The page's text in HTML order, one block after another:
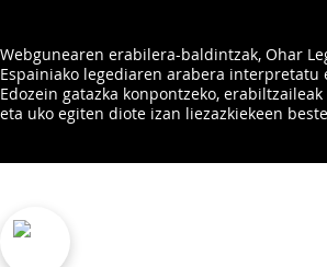
Webgunearen erabilera-baldintzak, Ohar
Espainiako legediaren arabera interpretatu
Edozein gatazka konpontzeko,
eta uko egiten diote izan liezazkiekeen